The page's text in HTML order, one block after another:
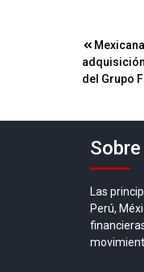
de
del Grupo
Las
Perú,